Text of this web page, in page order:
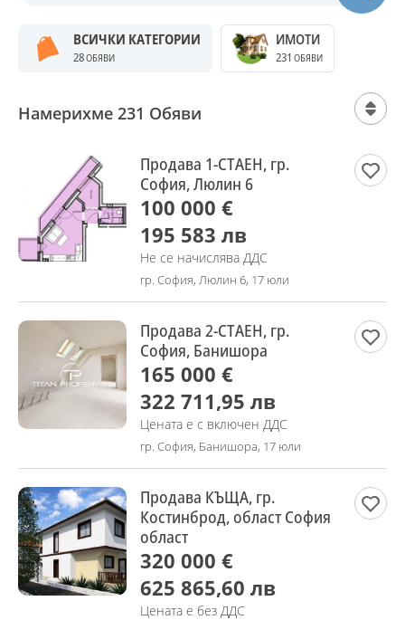
ВСИЧКИ КАТЕГОРИИ
28ОБЯВИ
ИМОТИ
231 ОБЯВИ
Намерихме 231 Обяви
Продава 1-СТАЕН, гр.
София, Люлин 6
100 000 €
195 583 лв
Не се начислява ДДС
гр. София, Люлин 6, 17 юли
Продава 2-СТАЕН, гр.
София, Банишора
165 000 €
322 711,95 лв
Цената е с включен ДДС
гр. София, Банишора, 17 юли
Продава КЪЩА, гр.
Костинброд, област София
област
320 000 €
625 865,60 лв
Цената е без ДДС